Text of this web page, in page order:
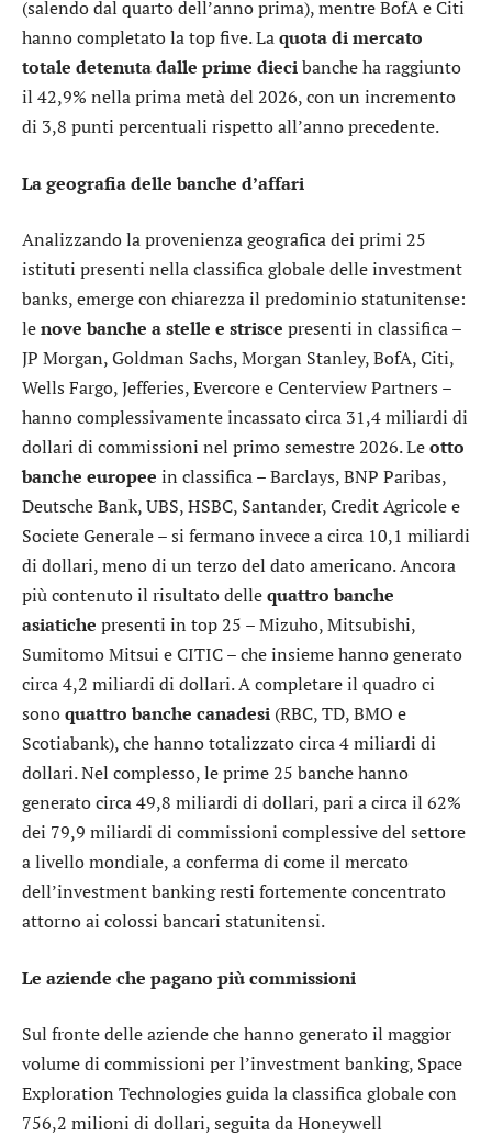
(salendo dal quarto dell’anno prima), mentreBofAeCiti
hanno completato la top five. Laquota di mercato
totale detenuta dalle prime diecibanche ha raggiunto
il 42,9% nella prima metà del 2026, con un incremento
di 3,8 punti percentuali rispetto all’anno precedente.
La geografia delle banche d’affari
Analizzando la provenienza geografica dei primi 25
istituti presenti nella classifica globale delle investment
banks, emerge con chiarezza il predominio statunitense:
lenove banche a stelle e strisce presenti in classifica –
JP Morgan, Goldman Sachs, Morgan Stanley, BofA, Citi,
Wells Fargo,Jefferies,Evercoree Centerview Partners –
hanno complessivamente incassato circa 31,4 miliardi di
dollari di commissioni nel primo semestre 2026. Leotto
banche europee in classifica –Barclays,BNP Paribas,
Deutsche Bank,UBS,HSBC, Santander,Credit Agricolee
Societe Generale– si fermano invece a circa 10,1 miliardi
di dollari, meno di un terzo del dato americano. Ancora
più contenuto il risultato dellequattro banche
asiatiche presenti in top 25 –Mizuho,Mitsubishi,
Sumitomo Mitsui e CITIC – che insieme hanno generato
circa 4,2 miliardi di dollari. A completare il quadro ci
sonoquattro banche canadesi (RBC,TD,BMO e
Scotiabank), che hanno totalizzato circa 4 miliardi di
dollari. Nel complesso, le prime 25 banche hanno
generato circa 49,8 miliardi di dollari, pari a circa il 62%
dei 79,9 miliardi di commissioni complessive del settore
a livello mondiale, a conferma di come il mercato
dell’investment banking resti fortemente concentrato
attorno ai colossi bancari statunitensi.
Le aziende che pagano più commissioni
Sul fronte delle aziende che hanno generato il maggior
volume di commissioni per l’investment banking, Space
Exploration Technologies guida la classifica globale con
756,2 milioni di dollari, seguita daHoneywell